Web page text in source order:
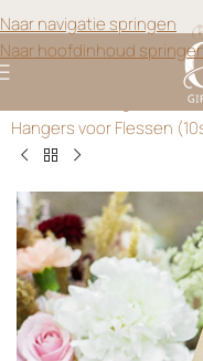
Naar navigatie springen
Naar hoofdinhoud
Hangers voor Flessen